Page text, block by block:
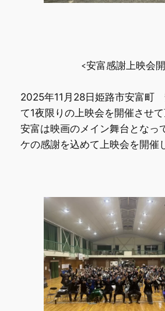
<安富感謝上映会
2025年11月28日姫路市安富町
て1夜限りの上映会を開催させて
安富は映画のメイン舞台となっ
ケの感謝を込めて上映会を開催